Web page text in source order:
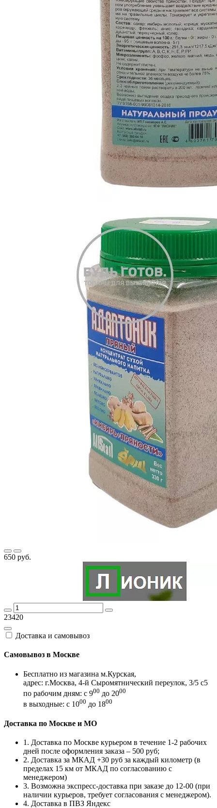
650 руб.
23420
Доставка и самовывоз
Самовывоз в Москве
Бесплатно из магазина м.Курская,
адрес: г.Москва, 4-й Сыромятнический переулок, 3/5 с5
по рабочим дням: с 900 до 2000
в выходные: с 1000 до 1800
Доставка по Москве и МО
1. Доставка по Москве курьером в течение 1-2 рабочих
дней после оформления заказа – 500 руб;
2. Доставка за МКАД +30 руб за каждый километр (в
пределах 15 км от МКАД по согласованию с
менеджером)
3. Возможна экспресс-доставка при заказе до 12-00 (при
наличии курьеров, требует согласования с менеджером).
4. Доставка в ПВЗ Яндекс